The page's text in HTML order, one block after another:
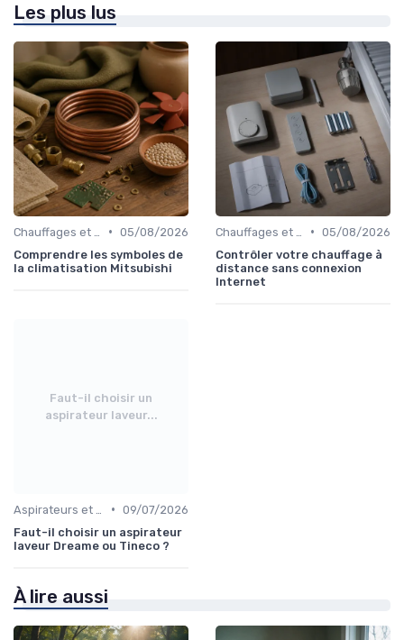
Les plus lus
• 05/08/2026
Comprendre les symboles de
la climatisation Mitsubishi
• 05/08/2026
Contrôler votre chauffage à
distance sans connexion
Internet
Faut-il choisir un
aspirateur laveur...
• 09/07/2026
Faut-il choisir un aspirateur
laveur Dreame ou Tineco ?
À lire aussi